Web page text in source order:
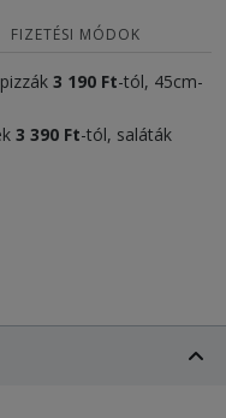
FIZETÉSI MÓDOK
3 190 Ft-tól, 45cm-
3 390 Ft-tól, saláták